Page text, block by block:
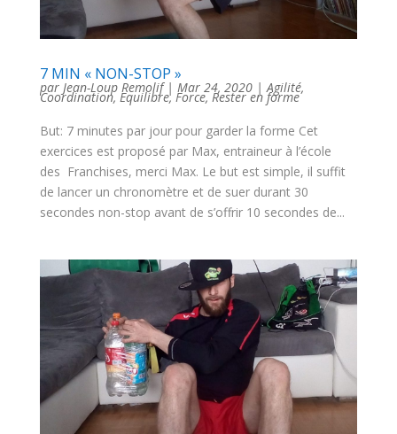
7 MIN « NON-STOP »
par Jean-Loup Remolif| Mar 24, 2020|Agilité,
Coordination,Equilibre, Force,Rester en forme
But: 7 minutes par jour pour garder la forme Cet
exercices est proposé par Max, entraineur à l’école
des Franchises, merci Max. Le but est simple, il suffit
de lancer un chronomètre et de suer durant 30
secondes non-stop avant de s’offrir 10 secondes de...